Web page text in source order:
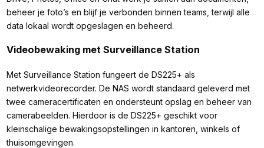
beheer je foto’s en blijf je verbonden binnen teams, terwijl alle
data lokaal wordt opgeslagen en beheerd.
Videobewaking met Surveillance Station
Met Surveillance Station fungeert de DS225+ als
netwerkvideorecorder. De NAS wordt standaard geleverd met
twee cameracertificaten en ondersteunt opslag en beheer van
camerabeelden. Hierdoor is de DS225+ geschikt voor
kleinschalige bewakingsopstellingen in kantoren, winkels of
thuisomgevingen.